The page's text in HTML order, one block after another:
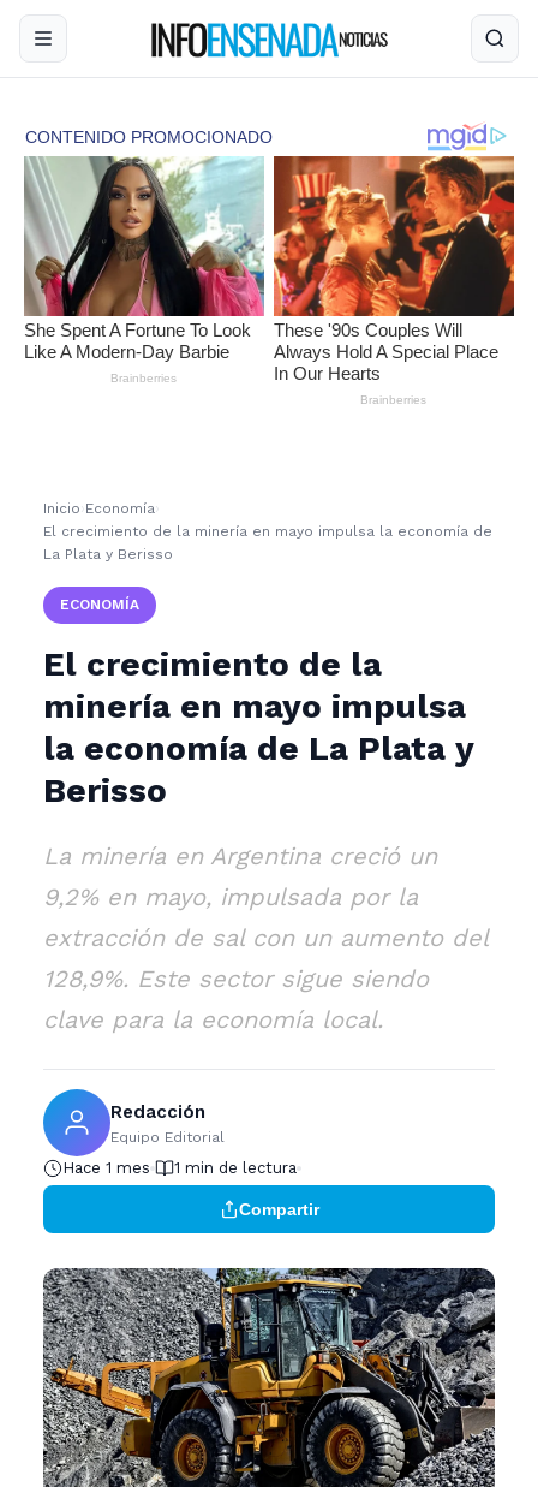
Inicio ›Economía›
El crecimiento de la minería en mayo impulsa la economía de
La Plata y Berisso
ECONOMÍA
El crecimiento de la
minería en mayo impulsa
la economía de La Plata y
Berisso
La minería en Argentina creció un
9,2% en mayo, impulsada por la
extracción de sal con un aumento del
128,9%. Este sector sigue siendo
clave para la economía local.
Redacción
Equipo Editorial
Hace 1 mes 1 min de lectura
Compartir